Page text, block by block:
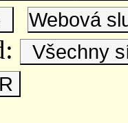
Webová
Všechny